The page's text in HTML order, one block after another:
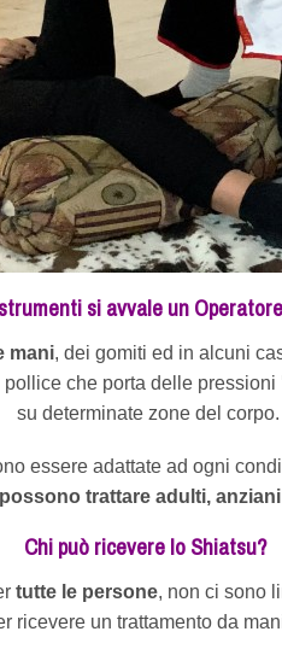
si avvale un
mani, dei gomiti ed in alcuni
che porta delle pressioni
su determinate zone del corpo.
essere adattate ad ogni
trattare adulti,
Chi può ricevere lo Shiatsu?
tutte le persone, non ci sono
ricevere un trattamento da